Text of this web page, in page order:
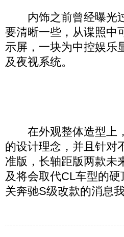
内饰之前曾经曝光过
要清晰一些，从谍照中
示屏，一块为中控娱乐
及夜视系统。
在外观整体造型上，
的设计理念，并且针对
准版，长轴距版两款未
及将会取代CL车型的
关奔驰S级改款的消息